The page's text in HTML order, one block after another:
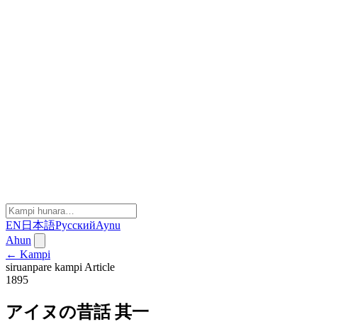
EN 日本語РусскийAynu
Ahun
← Kampi
siruanpare kampi Article
1895
アイヌの昔話 其一